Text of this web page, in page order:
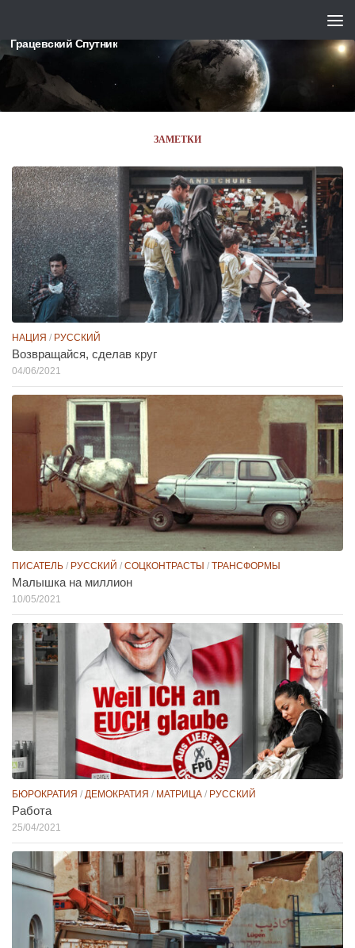
Грацевский Спутник
ЗАМЕТКИ
НАЦИЯ / РУССКИЙ
Возвращайся, сделав круг
04/06/2021
ПИСАТЕЛЬ / РУССКИЙ / СОЦКОНТРАСТЫ / ТРАНСФОРМЫ
Малышка на миллион
10/05/2021
БЮРОКРАТИЯ / ДЕМОКРАТИЯ / МАТРИЦА / РУССКИЙ
Работа
25/04/2021